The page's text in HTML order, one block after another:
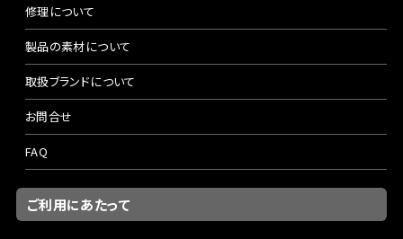
修理について
製品の素材について
取扱ブランドについて
お問合せ
FAQ
ご利用にあたって